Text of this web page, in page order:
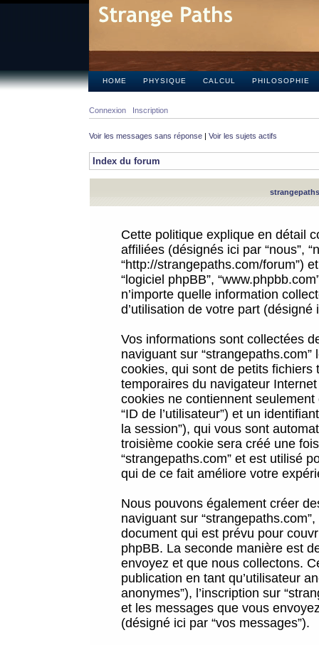
HOME PHYSIQUE CALCUL PHILOSOPHIE
Connexion Inscription
Voir les messages sans réponse | Voir les sujets actifs
Index du forum
Cette politique explique en détail
affiliées (désignés ici par “nous”,
“http://strangepaths.com/forum”)
“logiciel phpBB”,
n’importe quelle information
d’utilisation de votre part (désigné
Vos informations sont collectées
naviguant sur
cookies, qui sont de petits
temporaires du navigateur
cookies ne contiennent
“ID de l’utilisateur”) et un
la session”), qui vous sont
troisième cookie sera créé une
“strangepaths.com” et est utilisé
qui de ce fait améliore votre
Nous pouvons également créer
naviguant sur
document qui est prévu pour
phpBB. La seconde manière est
envoyez et que nous collectons.
publication en tant qu’utilisateur
anonymes”), l’inscription sur
et les messages que vous
(désigné ici par “vos messages”).